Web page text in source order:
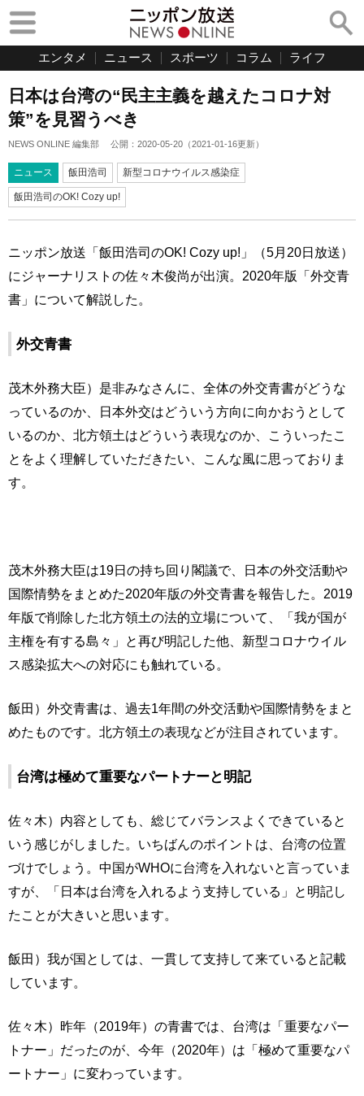
エンタメ ニュース スポーツ コラム ライフ
日本は台湾の“民主主義を越えたコロナ対
策”を見習うべき
NEWS ONLINE 編集部 公開： 2020-05-20 （2021-01-16更新）
ニュース 飯田浩司 新型コロナウイルス感染症
飯田浩司のOK! Cozy up!
ニッポン放送「飯田浩司のOK! Cozy up!」（5月20日放送）
にジャーナリストの佐々木俊尚が出演。2020年版「外交青
書」について解説した。
外交青書
茂木外務大臣）是非みなさんに、全体の外交青書がどうな
っているのか、日本外交はどういう方向に向かおうとして
いるのか、北方領土はどういう表現なのか、こういったこ
とをよく理解していただきたい、こんな風に思っておりま
す。
茂木外務大臣は19日の持ち回り閣議で、日本の外交活動や
国際情勢をまとめた2020年版の外交青書を報告した。2019
年版で削除した北方領土の法的立場について、「我が国が
主権を有する島々」と再び明記した他、新型コロナウイル
ス感染拡大への対応にも触れている。
飯田）外交青書は、過去1年間の外交活動や国際情勢をまと
めたものです。北方領土の表現などが注目されています。
台湾は極めて重要なパートナーと明記
佐々木）内容としても、総じてバランスよくできていると
いう感じがしました。いちばんのポイントは、台湾の位置
づけでしょう。中国がWHOに台湾を入れないと言っていま
すが、「日本は台湾を入れるよう支持している」と明記し
たことが大きいと思います。
飯田）我が国としては、一貫して支持して来ていると記載
しています。
佐々木）昨年（2019年）の青書では、台湾は「重要なパー
トナー」だったのが、今年（2020年）は「極めて重要なパ
ートナー」に変わっています。